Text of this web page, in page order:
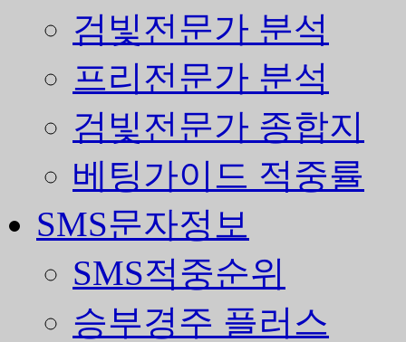
검빛전문가 분석
프리전문가 분석
검빛전문가 종합지
베팅가이드 적중률
SMS문자정보
SMS적중순위
승부경주 플러스